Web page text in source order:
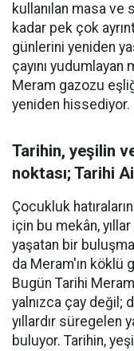
kullanılan masa
kadar pek çok
günlerini yeniden
çayını
Meram gazozu
yeniden hissediyor.
Tarihin, yeşilin
noktası; Tarihi
Çocukluk
için bu mekân,
yaşatan bir
da Meram'ın köklü
Bugün Tarihi
yalnızca çay değil;
yıllardır süregelen
buluyor. Tarihin,